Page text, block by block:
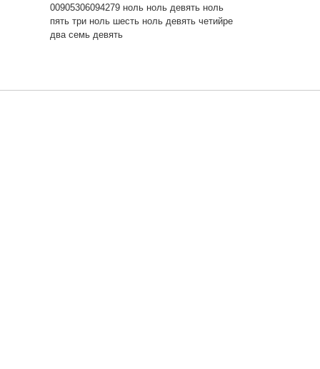
00905306094279 ноль ноль девять ноль
пять три ноль шесть ноль девять четийре
два семь девять